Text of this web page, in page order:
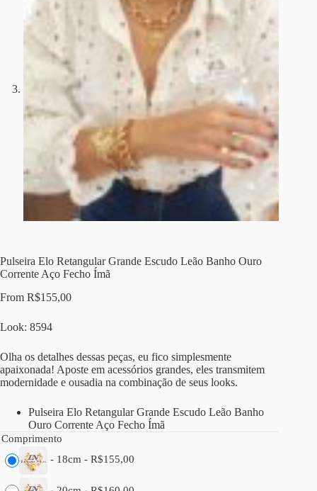
Pulseira Elo Retangular Grande Escudo Leão Banho Ouro
Corrente Aço Fecho Ímã
From R$155,00
Look: 8594
Olha os detalhes dessas peças, eu fico simplesmente
apaixonada! Aposte em acessórios grandes, eles transmitem
modernidade e ousadia na combinação de seus looks.
Pulseira Elo Retangular Grande Escudo Leão Banho
Ouro Corrente Aço Fecho Ímã
Comprimento
- 18cm - R$155,00